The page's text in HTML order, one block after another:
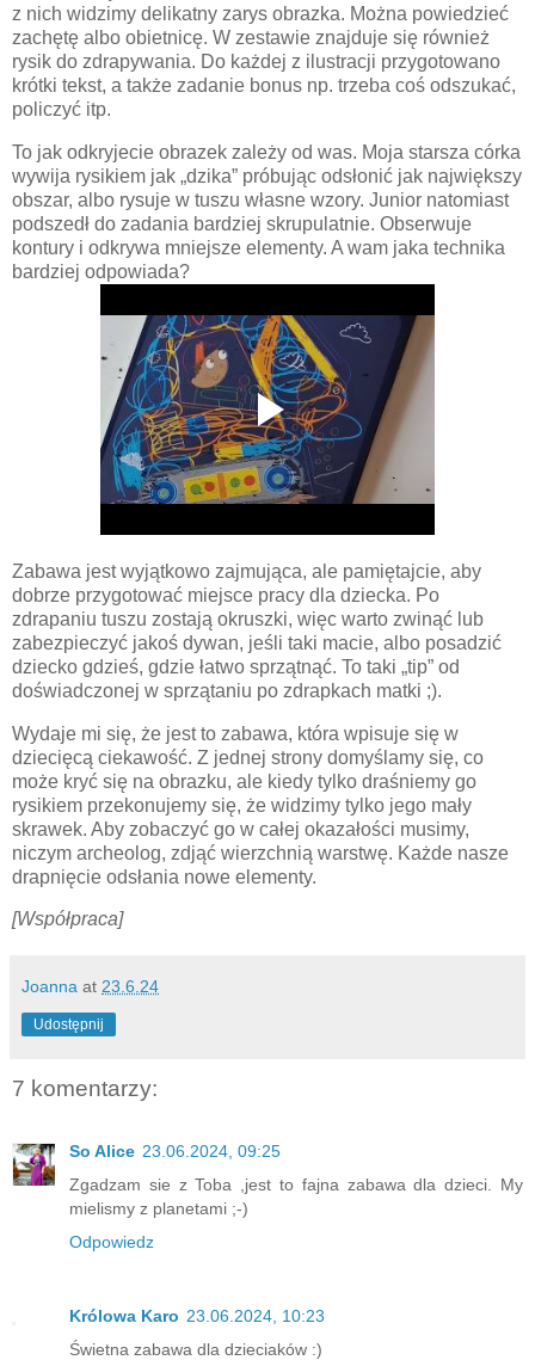
z nich widzimy delikatny zarys obrazka. Można powiedzieć
zachętę albo obietnicę. W zestawie znajduje się również
rysik do zdrapywania. Do każdej z ilustracji przygotowano
krótki tekst, a także zadanie bonus np. trzeba coś odszukać,
policzyć itp.
To jak odkryjecie obrazek zależy od was. Moja starsza córka
wywija rysikiem jak „dzika” próbując odsłonić jak największy
obszar, albo rysuje w tuszu własne wzory. Junior natomiast
podszedł do zadania bardziej skrupulatnie. Obserwuje
kontury i odkrywa mniejsze elementy. A wam jaka technika
bardziej odpowiada?
Zabawa jest wyjątkowo zajmująca, ale pamiętajcie, aby
dobrze przygotować miejsce pracy dla dziecka. Po
zdrapaniu tuszu zostają okruszki, więc warto zwinąć lub
zabezpieczyć jakoś dywan, jeśli taki macie, albo posadzić
dziecko gdzieś, gdzie łatwo sprzątnąć. To taki „tip” od
doświadczonej w sprzątaniu po zdrapkach matki ;).
Wydaje mi się, że jest to zabawa, która wpisuje się w
dziecięcą ciekawość. Z jednej strony domyślamy się, co
może kryć się na obrazku, ale kiedy tylko draśniemy go
rysikiem przekonujemy się, że widzimy tylko jego mały
skrawek. Aby zobaczyć go w całej okazałości musimy,
niczym archeolog, zdjąć wierzchnią warstwę. Każde nasze
drapnięcie odsłania nowe elementy.
[Współpraca]
Joanna at 23.6.24
Udostępnij
7 komentarzy:
So Alice 23.06.2024, 09:25
Zgadzam sie z Toba ,jest to fajna zabawa dla dzieci. My
mielismy z planetami ;-)
Odpowiedz
Królowa Karo 23.06.2024, 10:23
Świetna zabawa dla dzieciaków :)